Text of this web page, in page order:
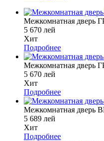
Межкомнатная дверь
5 670 лей
Хит
Подробнее
Межкомнатная дверь
5 670 лей
Хит
Подробнее
Межкомнатная дверь
5 689 лей
Хит
Подробнее